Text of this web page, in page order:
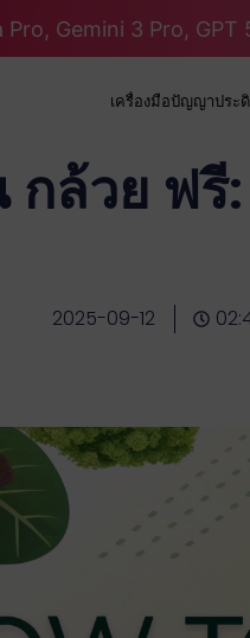
Gemini 3 Pro,
เครื่องมือปัญญาประ
กล้วย ฟรี
2025-09-12